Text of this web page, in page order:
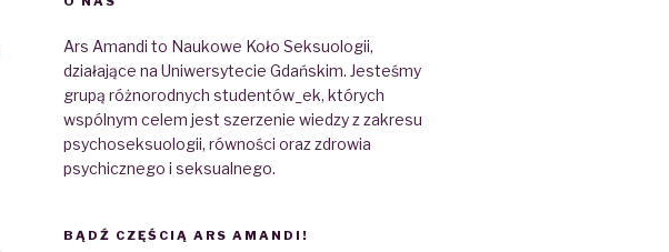
Ars Amandi to Naukowe Koło Seksuologii,
działające na Uniwersytecie Gdańskim. Jesteśmy
grupą różnorodnych studentów_ek, których
wspólnym celem jest szerzenie wiedzy z zakresu
psychoseksuologii, równości oraz zdrowia
psychicznego i seksualnego.
BĄDŹ CZĘŚCIĄ ARS AMANDI!